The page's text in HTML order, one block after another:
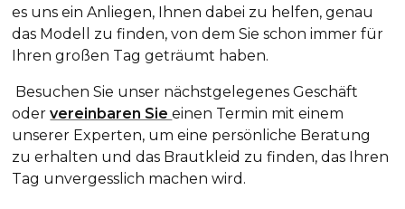
es uns ein Anliegen, Ihnen dabei zu helfen, genau
das Modell zu finden, von dem Sie schon immer für
Ihren großen Tag geträumt haben.
Besuchen Sie unser nächstgelegenes Geschäft
odervereinbaren Sieeinen Termin mit einem
unserer Experten, um eine persönliche Beratung
zu erhalten und das Brautkleid zu finden, das Ihren
Tag unvergesslich machen wird.